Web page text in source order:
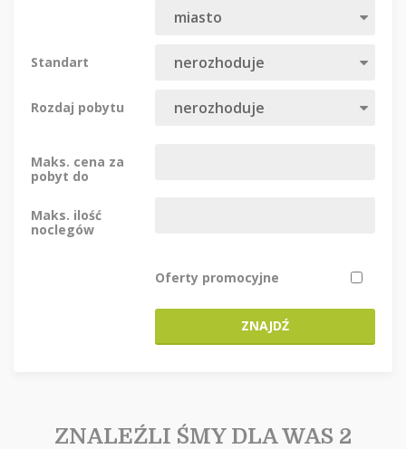
Standart
Rozdaj pobytu
Maks. cena za
pobyt do
Maks. ilość
noclegów
Oferty promocyjne
ZNAJDŹ
ZNALEŹLI ŚMY DLA WAS 2